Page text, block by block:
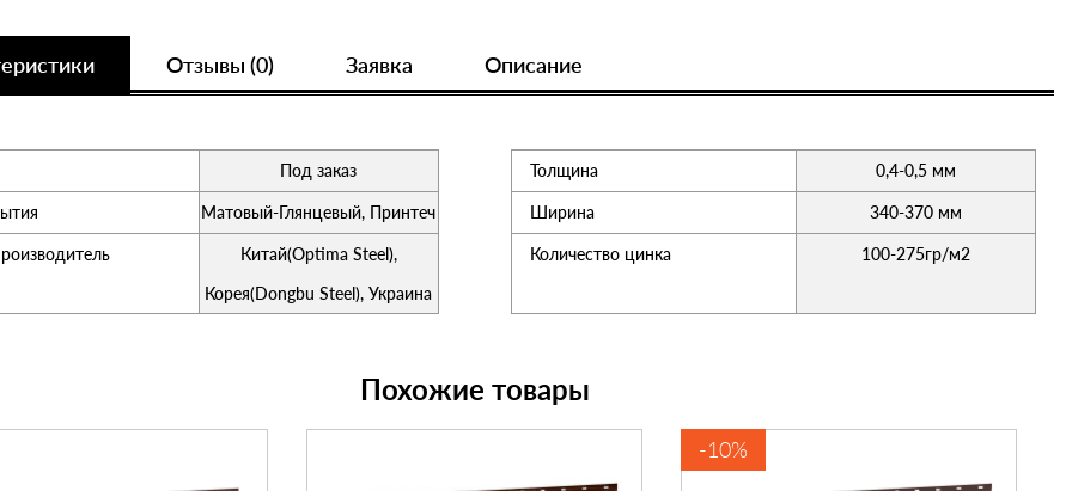
Отзывы (0) Заявка Описание
Под заказ Толщина 0,4-0,5 мм
Матовый-Глянцевый, Принтеч Ширина 340-370 мм
Китай(Optima Steel),
Корея(Dongbu Steel), Украина
Количество цинка 100-275гр/м2
Похожие товары
-10%